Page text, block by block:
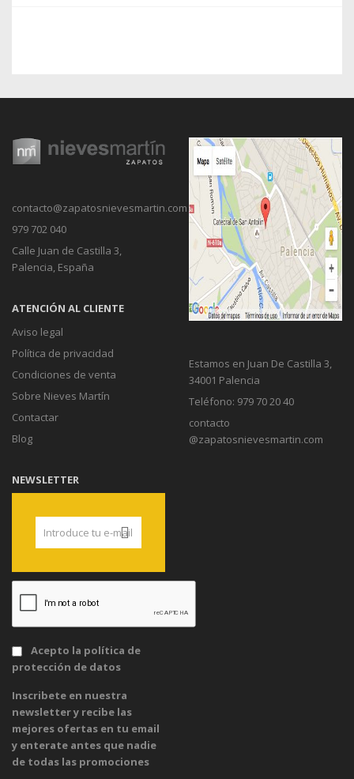
contacto@zapatosnievesmartin.com
979 702 040
Calle Juan de Castilla 3,
Palencia, España
ATENCIÓN AL CLIENTE
Aviso legal
Política de privacidad
Condiciones de venta
Sobre Nieves Martín
Contactar
Blog
Estamos en Juan De Castilla 3,
34001 Palencia
Teléfono: 979 70 20 40
contacto
@zapatosnievesmartin.com
NEWSLETTER
Acepto la política de
protección de datos
Inscribete en nuestra
newsletter y recibe las
mejores ofertas en tu email
y enterate antes que nadie
de todas las promociones